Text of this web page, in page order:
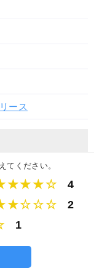
ース
てください。
4
2
1